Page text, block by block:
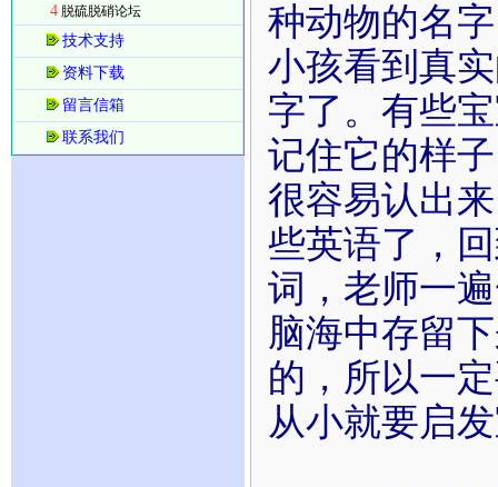
4 脱硫脱硝论坛
技术支持
资料下载
留言信箱
联系我们
种动物的名
小孩看到真
字了。有些
记住它的样
很容易认出
些英语了，
词，老师一
脑海中存留
的，所以一
从小就要启